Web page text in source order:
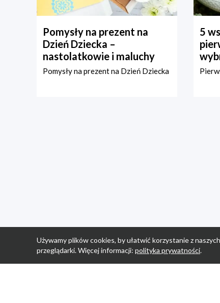
Pomysły na prezent na
Dzień Dziecka –
nastolatkowie i maluchy
Pomysły na prezent na Dzień Dziecka
5
Używamy plików cookies, by ułatwić korzystanie z
przeglądarki. Więcej informacji: polityka prywatności.